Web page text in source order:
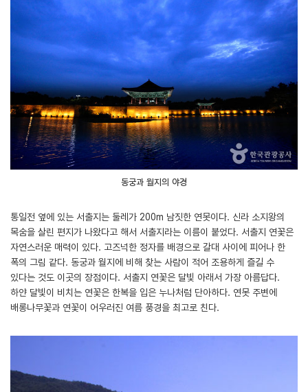
동궁과 월지의 야경
통일전 옆에 있는 서출지는 둘레가 200m 남짓한 연못이다. 신라 소지왕의
목숨을 살린 편지가 나왔다고 해서 서출지라는 이름이 붙었다. 서출지 연꽃은
자연스러운 매력이 있다. 고즈넉한 정자를 배경으로 갈대 사이에 피어나 한
폭의 그림 같다. 동궁과 월지에 비해 찾는 사람이 적어 조용하게 즐길 수
있다는 것도 이곳의 장점이다. 서출지 연꽃은 달빛 아래서 가장 아름답다.
하얀 달빛이 비치는 연꽃은 한복을 입은 누나처럼 단아하다. 연못 주변에
배롱나무꽃과 연꽃이 어우러진 여름 풍경을 최고로 친다.